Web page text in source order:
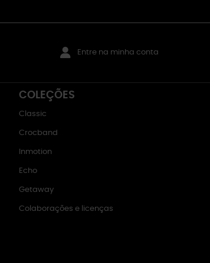
Entre na minha conta
COLEÇÕES
Classic
Crocband
Inmotion
Echo
Getaway
Colaborações e licenças